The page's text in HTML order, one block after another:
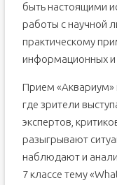
быть настоящими
работы с научной
практическому
информационных и
Прием «Аквариум»
где зрители
экспертов,
разыгрывают
наблюдают и
7 классе тему